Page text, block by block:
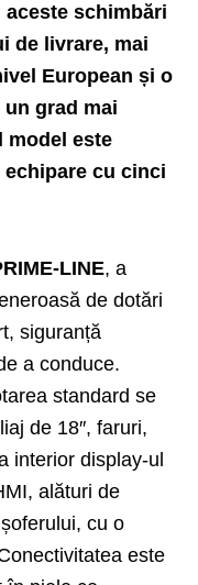
schimbări
de livrare, mai
European și o
grad mai
model este
cu cinci
LINE, a
de dotări
siguranță
a conduce.
standard se
de 18″, faruri,
interior display-ul
alături de
cu o
este